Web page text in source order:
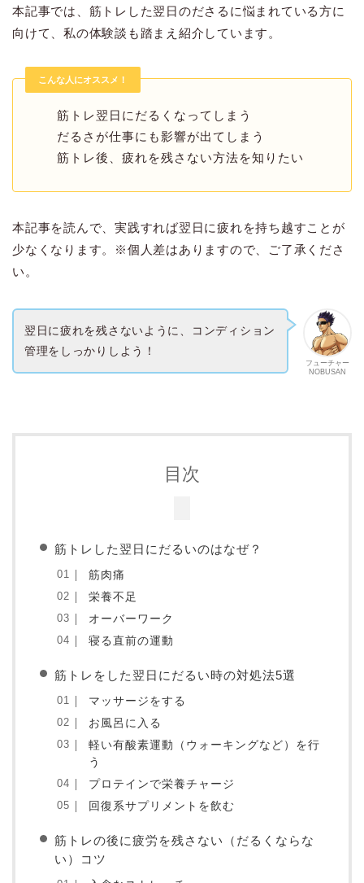
本記事では、筋トレした翌日のださるに悩まれている方に
向けて、私の体験談も踏まえ紹介しています。
こんな人にオススメ！
筋トレ翌日にだるくなってしまう
だるさが仕事にも影響が出てしまう
筋トレ後、疲れを残さない方法を知りたい
本記事を読んで、実践すれば翌日に疲れを持ち越すことが
少なくなります。※個人差はありますので、ご了承くださ
い。
フューチャー
NOBUSAN
翌日に疲れを残さないように、コンディション
管理をしっかりしよう！
目次
筋トレした翌日にだるいのはなぜ？
筋肉痛
栄養不足
オーバーワーク
寝る直前の運動
筋トレをした翌日にだるい時の対処法5選
マッサージをする
お風呂に入る
軽い有酸素運動（ウォーキングなど）を行
う
プロテインで栄養チャージ
回復系サプリメントを飲む
筋トレの後に疲労を残さない（だるくならな
い）コツ